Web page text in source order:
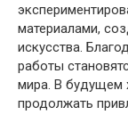
материалами,
искусства.
работы
мира. В будущем
продолжать